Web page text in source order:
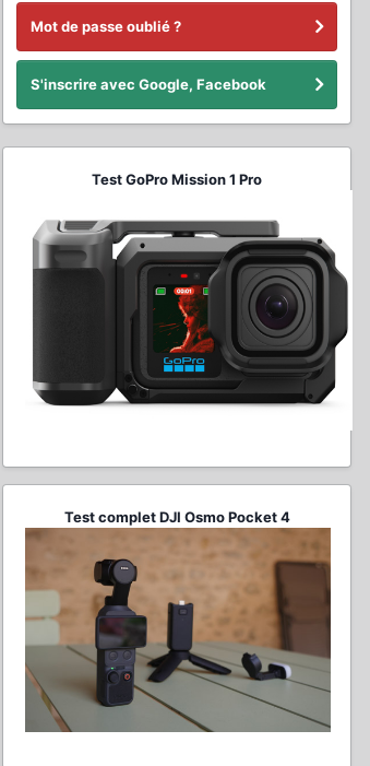
Mot de passe oublié ?
S'inscrire avec Google, Facebook
Test GoPro Mission 1 Pro
Test complet DJI Osmo Pocket 4